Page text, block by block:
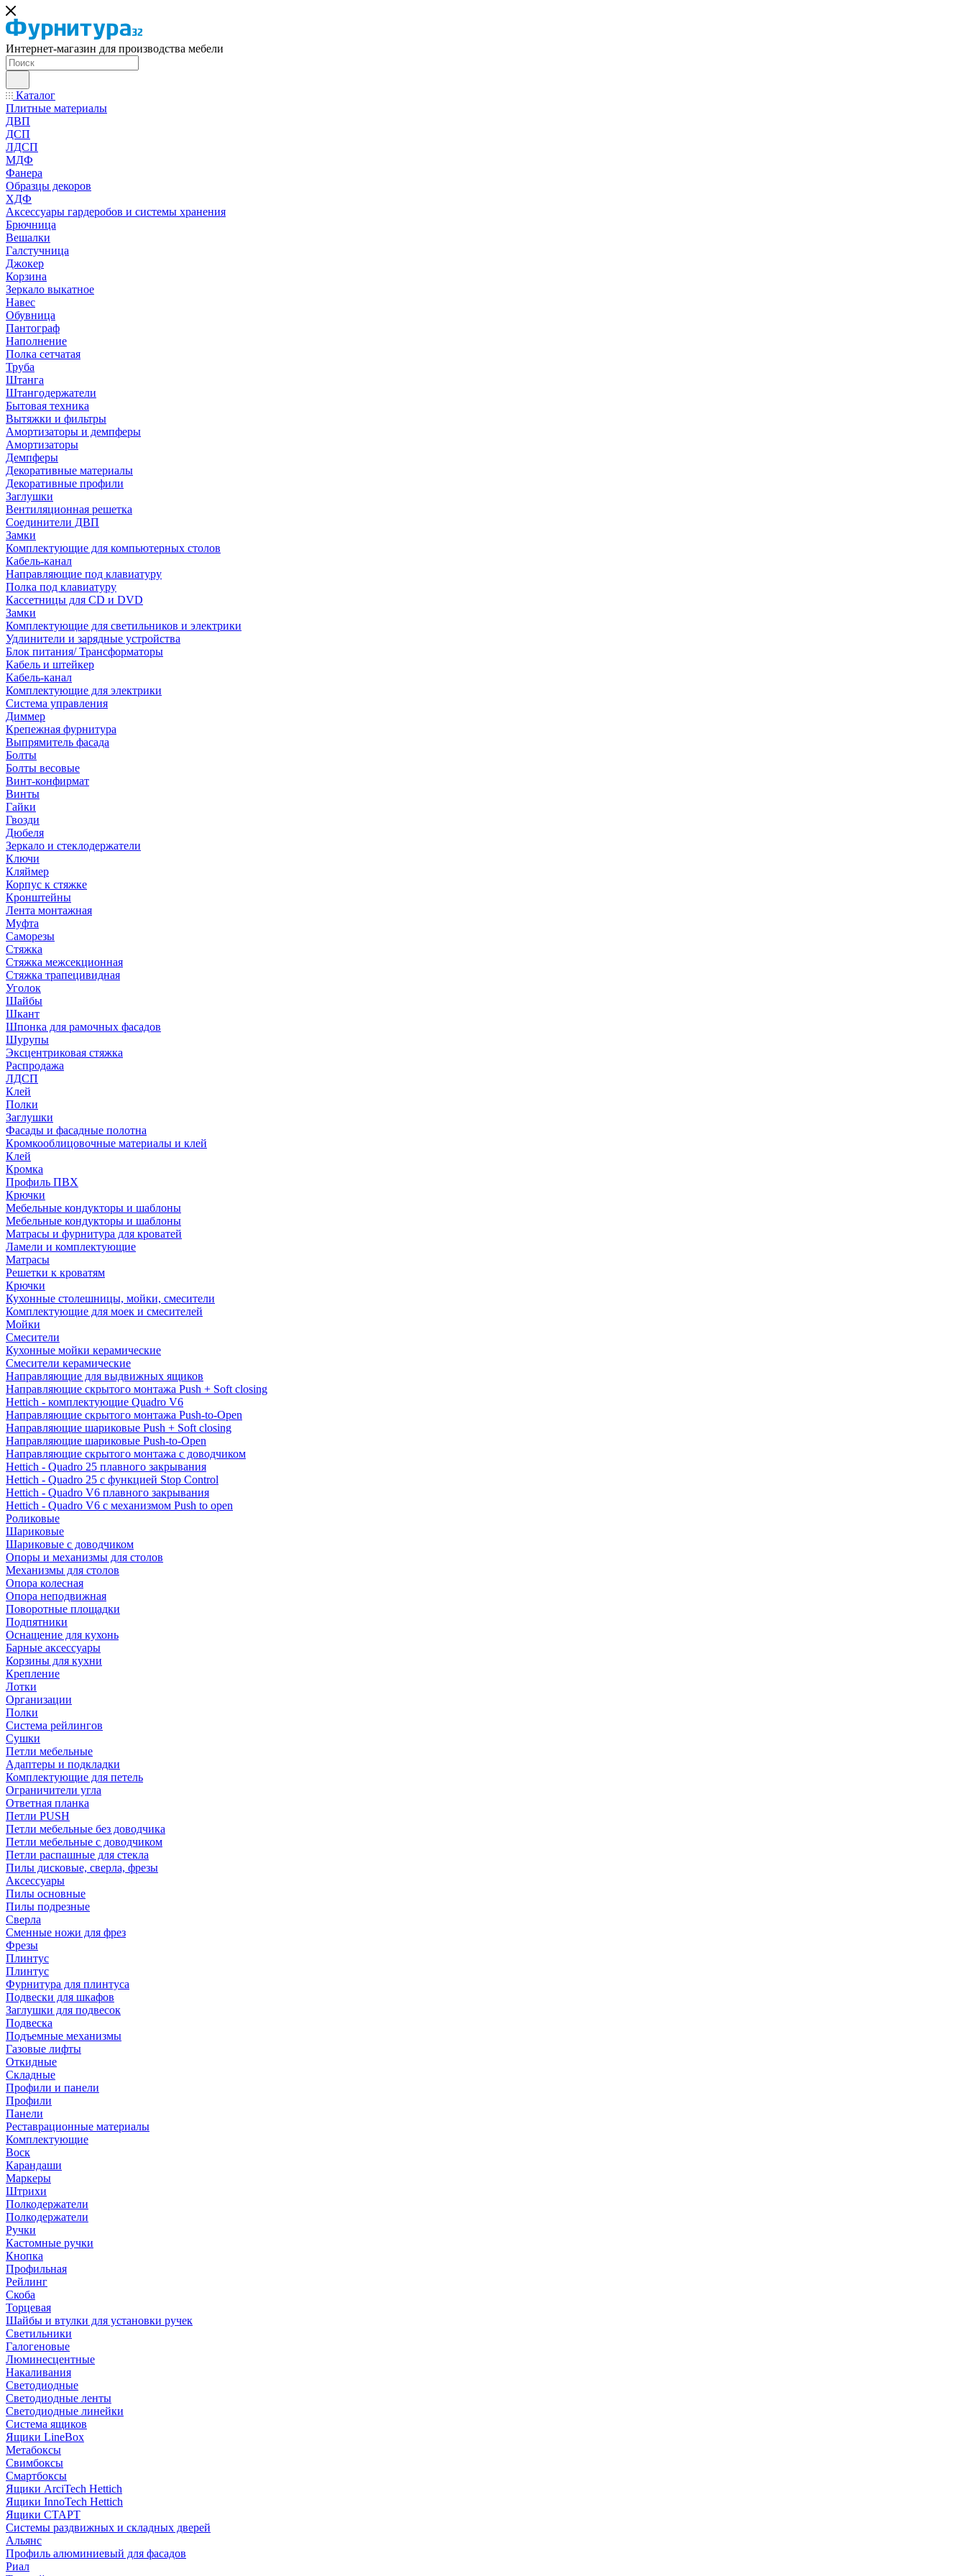
Интернет-магазин для производства мебели
Каталог
Плитные материалы
ДВП
ДСП
ЛДСП
МДФ
Фанера
Образцы декоров
ХДФ
Аксессуары гардеробов и системы хранения
Брючница
Вешалки
Галстучница
Джокер
Корзина
Зеркало выкатное
Навес
Обувница
Пантограф
Наполнение
Полка сетчатая
Труба
Штанга
Штангодержатели
Бытовая техника
Вытяжки и фильтры
Амортизаторы и демпферы
Амортизаторы
Демпферы
Декоративные материалы
Декоративные профили
Заглушки
Вентиляционная решетка
Соединители ДВП
Замки
Комплектующие для компьютерных столов
Кабель-канал
Направляющие под клавиатуру
Полка под клавиатуру
Кассетницы для CD и DVD
Замки
Комплектующие для светильников и электрики
Удлинители и зарядные устройства
Блок питания/ Трансформаторы
Кабель и штейкер
Кабель-канал
Комплектующие для электрики
Система управления
Диммер
Крепежная фурнитура
Выпрямитель фасада
Болты
Болты весовые
Винт-конфирмат
Винты
Гайки
Гвозди
Дюбеля
Зеркало и стеклодержатели
Ключи
Кляймер
Корпус к стяжке
Кронштейны
Лента монтажная
Муфта
Саморезы
Стяжка
Стяжка межсекционная
Стяжка трапецивидная
Уголок
Шайбы
Шкант
Шпонка для рамочных фасадов
Шурупы
Эксцентриковая стяжка
Распродажа
ЛДСП
Клей
Полки
Заглушки
Фасады и фасадные полотна
Кромкооблицовочные материалы и клей
Клей
Кромка
Профиль ПВХ
Крючки
Мебельные кондукторы и шаблоны
Мебельные кондукторы и шаблоны
Матрасы и фурнитура для кроватей
Ламели и комплектующие
Матрасы
Решетки к кроватям
Крючки
Кухонные столешницы, мойки, смесители
Комплектующие для моек и смесителей
Мойки
Смесители
Кухонные мойки керамические
Смесители керамические
Направляющие для выдвижных ящиков
Направляющие скрытого монтажа Push + Soft closing
Hettich - комплектующие Quadro V6
Направляющие скрытого монтажа Push-to-Open
Направляющие шариковые Push + Soft closing
Направляющие шариковые Push-to-Open
Направляющие скрытого монтажа с доводчиком
Hettich - Quadro 25 плавного закрывания
Hettich - Quadro 25 с функцией Stop Control
Hettich - Quadro V6 плавного закрывания
Hettich - Quadro V6 с механизмом Push to open
Роликовые
Шариковые
Шариковые с доводчиком
Опоры и механизмы для столов
Механизмы для столов
Опора колесная
Опора неподвижная
Поворотные площадки
Подпятники
Оснащение для кухонь
Барные аксессуары
Корзины для кухни
Крепление
Лотки
Организации
Полки
Система рейлингов
Сушки
Петли мебельные
Адаптеры и подкладки
Комплектующие для петель
Ограничители угла
Ответная планка
Петли PUSH
Петли мебельные без доводчика
Петли мебельные с доводчиком
Петли распашные для стекла
Пилы дисковые, сверла, фрезы
Аксессуары
Пилы основные
Пилы подрезные
Сверла
Сменные ножи для фрез
Фрезы
Плинтус
Плинтус
Фурнитура для плинтуса
Подвески для шкафов
Заглушки для подвесок
Подвеска
Подъемные механизмы
Газовые лифты
Откидные
Складные
Профили и панели
Профили
Панели
Реставрационные материалы
Комплектующие
Воск
Карандаши
Маркеры
Штрихи
Полкодержатели
Полкодержатели
Ручки
Кастомные ручки
Кнопка
Профильная
Рейлинг
Скоба
Торцевая
Шайбы и втулки для установки ручек
Светильники
Галогеновые
Люминесцентные
Накаливания
Светодиодные
Светодиодные ленты
Светодиодные линейки
Система ящиков
Ящики LineBox
Метабоксы
Свимбоксы
Смартбоксы
Ящики ArciTech Hettich
Ящики InnoTech Hettich
Ящики СТАРТ
Системы раздвижных и складных дверей
Альянс
Профиль алюминиевый для фасадов
Риал